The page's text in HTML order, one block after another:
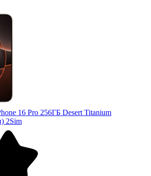
16 Pro 256ГБ Desert Titanium
2Sim